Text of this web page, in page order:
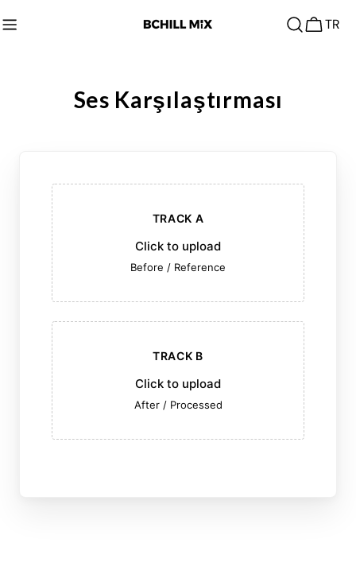
atla
Araba
TR
Ses Karşılaştırması
TRACK A
Click to upload
Before / Reference
TRACK B
Click to upload
After / Processed